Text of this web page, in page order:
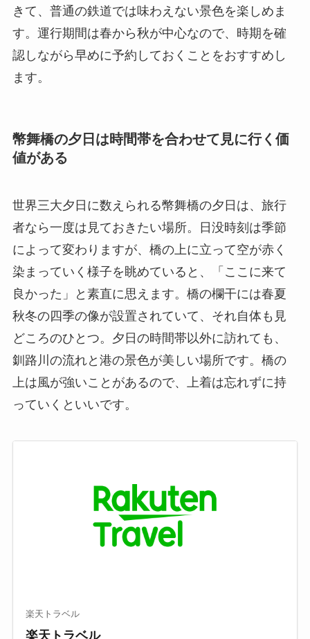
きて、普通の鉄道では味わえない景色を楽しめま
す。運行期間は春から秋が中心なので、時期を確
認しながら早めに予約しておくことをおすすめし
ます。
幣舞橋の夕日は時間帯を合わせて見に行く価
値がある
世界三大夕日に数えられる幣舞橋の夕日は、旅行
者なら一度は見ておきたい場所。日没時刻は季節
によって変わりますが、橋の上に立って空が赤く
染まっていく様子を眺めていると、「ここに来て
良かった」と素直に思えます。橋の欄干には春夏
秋冬の四季の像が設置されていて、それ自体も見
どころのひとつ。夕日の時間帯以外に訪れても、
釧路川の流れと港の景色が美しい場所です。橋の
上は風が強いことがあるので、上着は忘れずに持
っていくといいです。
楽天トラベル
楽天トラベル